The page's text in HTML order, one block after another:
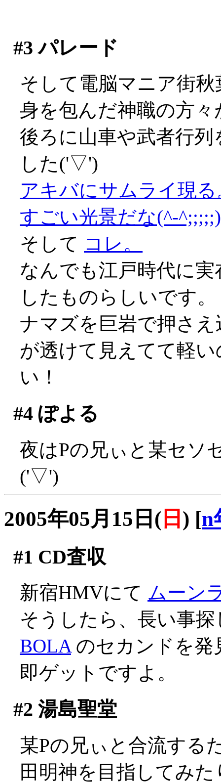
#3 パレード
そして電脳マニア街
身を包んだ神職の方々
後ろに山車や武者行
した('▽')
アキバにサムライ現る
すごい光景だな(^-^;;;;;)
そして コレ。
なんでも江戸時代に
したものらしいです。
ナマズを巨岩で押さ
が透けて見えてて軽
い！
#4ぽよる
夜はPの兄ぃと某セソ
('▽')
2005年05月15日( 日 ) [n
#1 CD査収
新宿HMVにて ムーン
そうしたら、長い事
BOLAのセカンドを
即ゲットですよ。
#2 湯島聖堂
某Pの兄ぃと合流する
田明神を目指してみた